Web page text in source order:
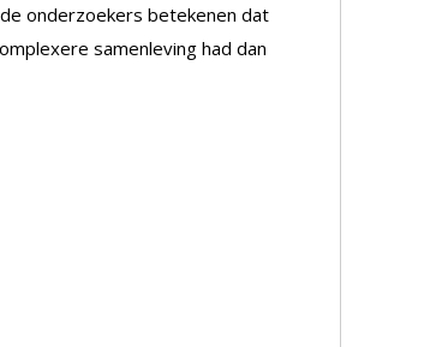
onderzoekers betekenen dat
samenleving had dan